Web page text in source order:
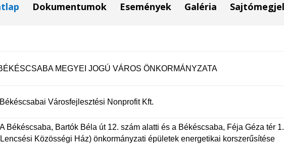
Dokumentumok Események Galéria
MEGYEI JOGÚ VÁROS ÖNKORMÁNYZATA
Békéscsabai Városfejlesztési Nonprofit Kft.
A Békéscsaba, Bartók Béla út 12. szám alatti és a Békéscsaba, Féja Géza tér 1.
Közösségi Ház) önkormányzati épületek energetikai korszerűsítése